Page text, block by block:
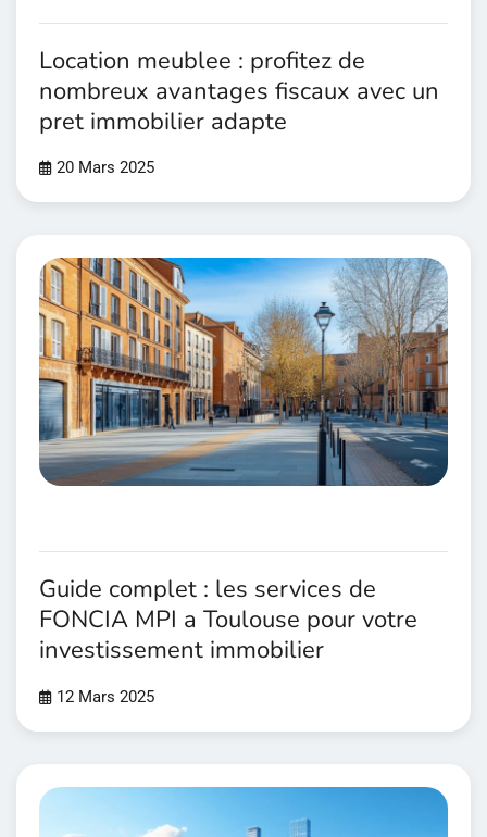
Location meublee : profitez de
nombreux avantages fiscaux avec un
pret immobilier adapte
20 Mars 2025
Guide complet : les services de
FONCIA MPI a Toulouse pour votre
investissement immobilier
12 Mars 2025